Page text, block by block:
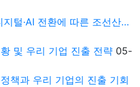
털·AI 전환에 따른 조선산…
및 우리 기업 진출 전략 05-
책과 우리 기업의 진출 기회